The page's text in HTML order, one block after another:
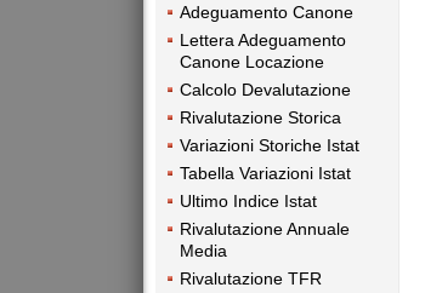
Adeguamento Canone
Lettera Adeguamento
Canone Locazione
Calcolo Devalutazione
Rivalutazione Storica
Variazioni Storiche Istat
Tabella Variazioni Istat
Ultimo Indice Istat
Rivalutazione Annuale
Media
Rivalutazione TFR